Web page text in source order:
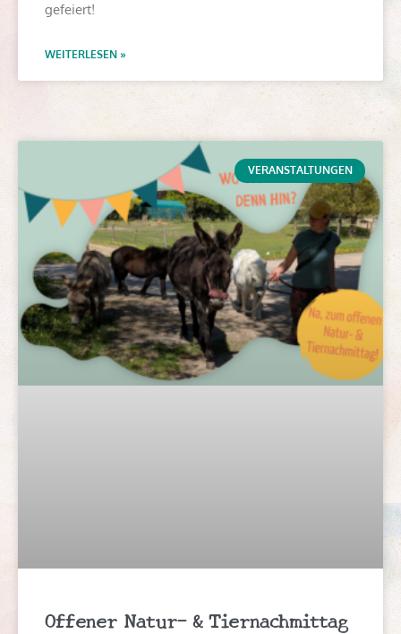
gefeiert!
WEITERLESEN »
VERANSTALTUNGEN
Offener Natur- & Tiernachmittag